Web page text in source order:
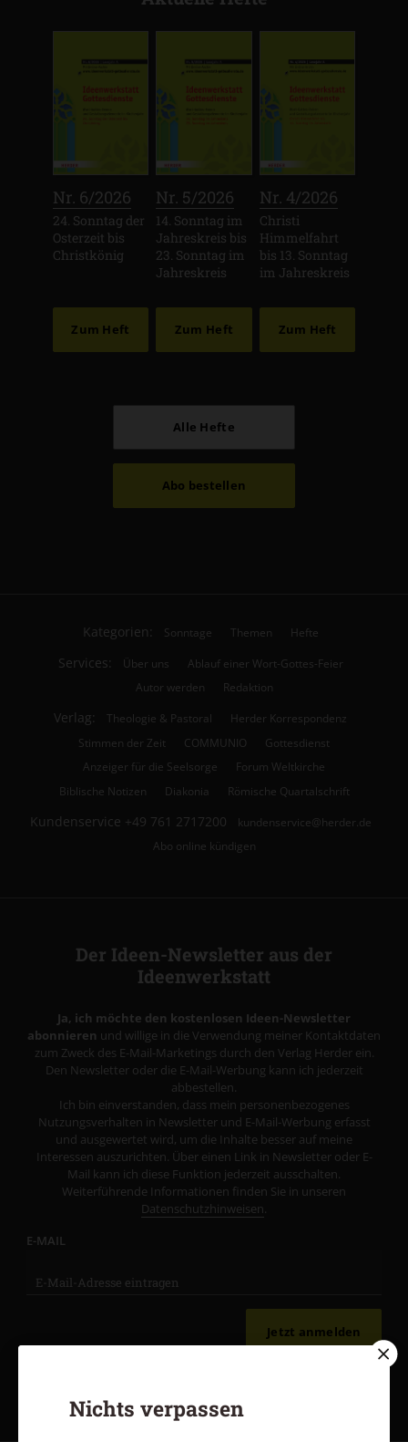
Nr. 6/2026
24. Sonntag der
Osterzeit bis
Christkönig
Zum Heft
Nr. 5/2026
14. Sonntag im
Jahreskreis bis
23. Sonntag im
Jahreskreis
Zum Heft
Nr. 4/2026
Christi
Himmelfahrt
bis 13. Sonntag
im Jahreskreis
Zum Heft
Alle Hefte
Abo bestellen
Kategorien: Sonntage Themen Hefte
Services: Über uns
Ablauf einer Wort-Gottes-Feier
Autor werden
Redaktion
Verlag: Theologie & Pastoral
Herder Korrespondenz
Stimmen der Zeit
COMMUNIO
Gottesdienst
Anzeiger für die Seelsorge
Forum Weltkirche
Biblische Notizen
Diakonia Römische Quartalschrift
Kundenservice +49 761 2717200
kundenservice@herder.de
Abo online kündigen
Der Ideen-Newsletter aus der
Ideenwerkstatt
Ja, ich möchte den kostenlosen Ideen-Newsletter
abonnieren und willige in die Verwendung meiner Kontaktdaten
zum Zweck des E-Mail-Marketings durch den Verlag Herder ein.
Den Newsletter oder die E-Mail-Werbung kann ich jederzeit
abbestellen.
Ich bin einverstanden, dass mein personenbezogenes
Nutzungsverhalten in Newsletter und E-Mail-Werbung erfasst
und ausgewertet wird, um die Inhalte besser auf meine
Interessen auszurichten. Über einen Link in Newsletter oder E-
Mail kann ich diese Funktion jederzeit ausschalten.
Weiterführende Informationen finden Sie in unseren
Datenschutzhinweisen.
E-MAIL
Jetzt anmelden
Nichts verpassen